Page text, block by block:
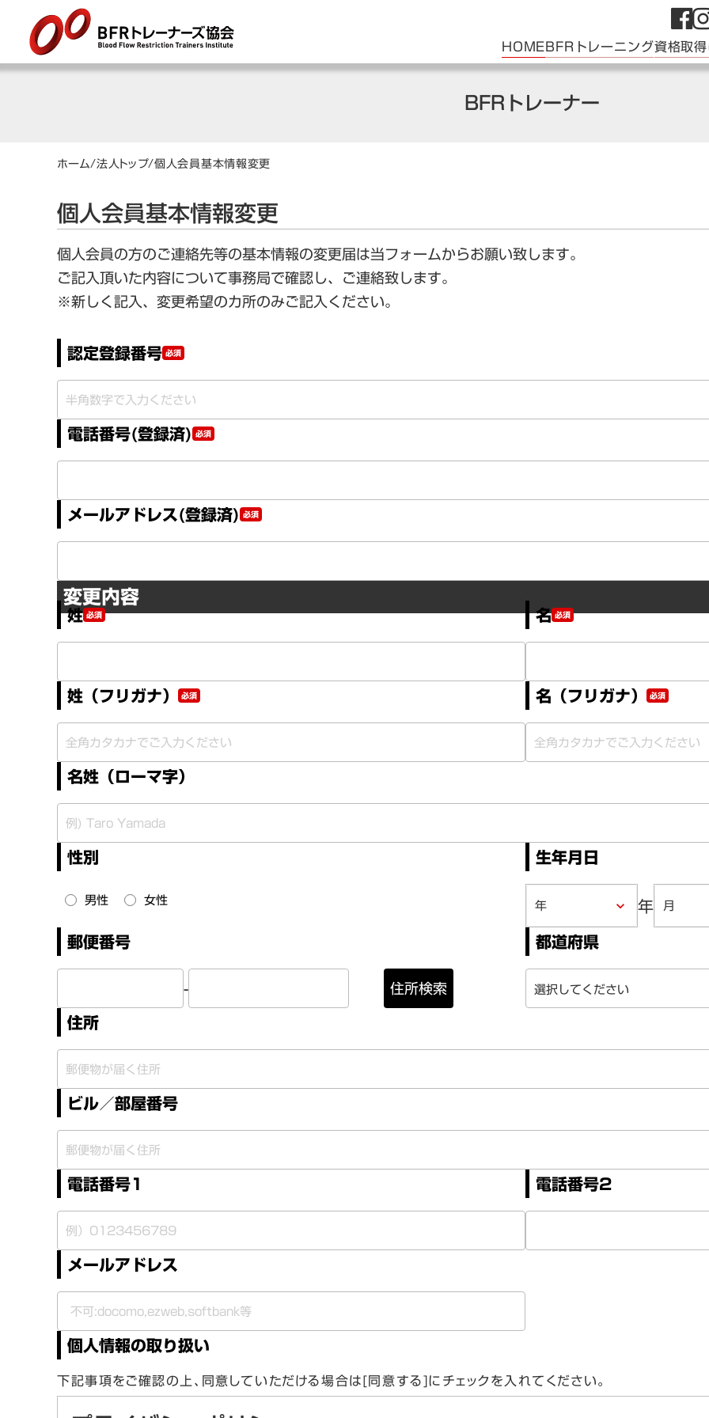
BFRトレーナー
HOMEBFRトレーニング資格取
ホーム/法人トップ/個人会員基本情報変更
個人会員基本情報変更
個人会員の方のご連絡先等の基本情報の変更届は当フォームからお願い致します。
ご記入頂いた内容について事務局で確認し、ご連絡致します。
※新しく記入、変更希望のカ所のみご記入ください。
認定登録番号 必須
電話番号(登録済) 必須
メールアドレス(登録済) 必須
変更内容
姓 必須 名 必須
姓（フリガナ） 必須 名（フリガナ） 必須
名姓（ローマ字）
性別
男性 女性
生年月日
keyboard_arrow_down 年
郵便番号
-
住所検索
都道府県
住所
ビル／部屋番号
電話番号1 電話番号2
メールアドレス
個人情報の取り扱い
下記事項をご確認の上、同意していただける場合は[同意する]にチェックを入れてください。